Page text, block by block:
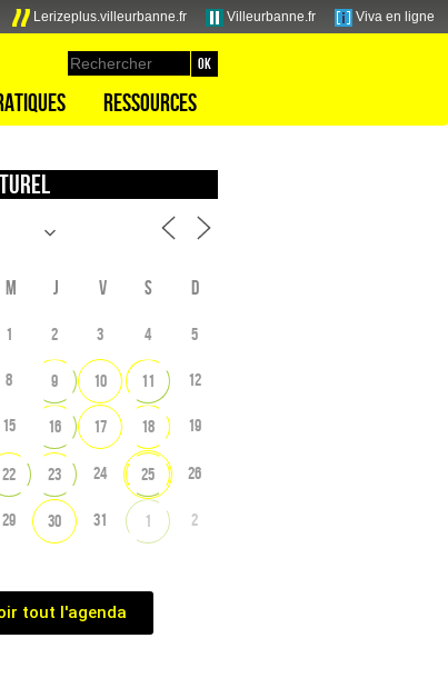
Lerizeplus.villeurbanne.fr Villeurbanne.fr Viva en ligne
Ressources
M J V S D
1 2 3 4 5
8 9 10 11 12
15 16 17 18 19
22 23 24 25 26
29 30 31 1 2
tout l'agenda